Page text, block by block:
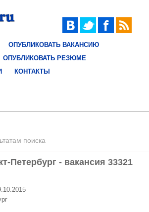
ОПУБЛИКОВАТЬ ВАКАНСИЮ
ОПУБЛИКОВАТЬ РЕЗЮМЕ
КОНТАКТЫ
поиска
Петербург - вакансия 33321